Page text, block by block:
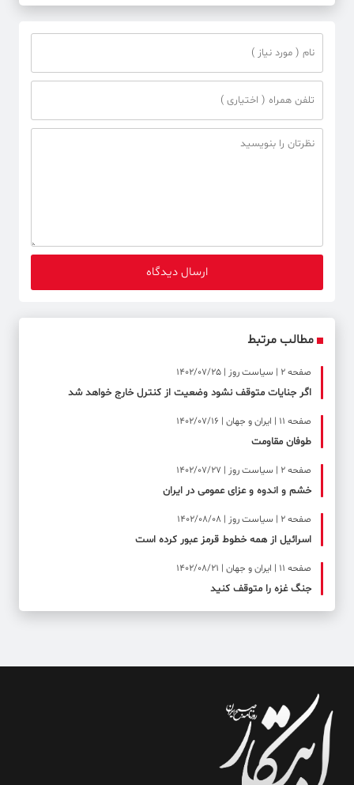
مطالب مرتبط
صفحه ۲ | سیاست روز | 1402/07/25
اگر جنایات متوقف نشود وضعیت از کنترل خارج خواهد شد
صفحه ۱۱ | ایران و جهان | 1402/07/16
طوفان مقاومت
صفحه ۲ | سیاست روز | 1402/07/27
خشم و اندوه و عزای عمومی در ایران
صفحه ۲ | سیاست روز | 1402/08/08
اسرائیل از همه خطوط قرمز عبور کرده است
صفحه ۱۱ | ایران و جهان | 1402/08/21
جنگ غزه را متوقف کنید